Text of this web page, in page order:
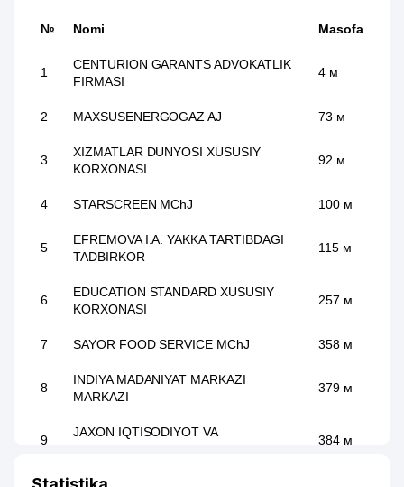
№ Nomi Masofa
1
CENTURION GARANTS ADVOKATLIK
FIRMASI
4 м
2 MAXSUSENERGOGAZ AJ 73 м
3
XIZMATLAR DUNYOSI XUSUSIY
KORXONASI
92 м
4 STARSCREEN MChJ 100 м
5
EFREMOVA I.A. YAKKA TARTIBDAGI
TADBIRKOR
115 м
6
EDUCATION STANDARD XUSUSIY
KORXONASI
257 м
7 SAYOR FOOD SERVICE MChJ 358 м
8
INDIYA MADANIYAT MARKAZI
MARKAZI
379 м
9
JAXON IQTISODIYOT VA
DIPLOMATIYA UNIVERSITETI
384 м